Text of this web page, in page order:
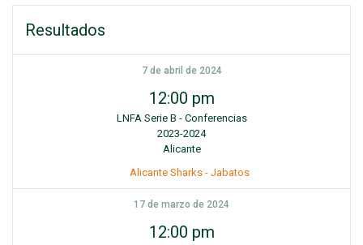
Resultados
7 de abril de 2024
12:00 pm
LNFA Serie B - Conferencias
2023-2024
Alicante
Alicante Sharks - Jabatos
17 de marzo de 2024
12:00 pm